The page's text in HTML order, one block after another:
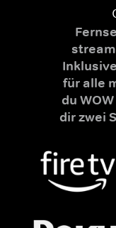
für alle
du
dir zwei